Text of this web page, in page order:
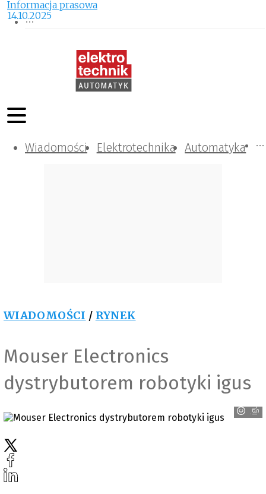
Wiadomości Elektrotechnika Automatyka
Komunikacja i IT
Kontrola
Tematy specjalne
WIADOMOŚCI / RYNEK
Mouser Electronics
dystrybutorem robotyki igus
igus
Informacja prasowa
14.10.2025